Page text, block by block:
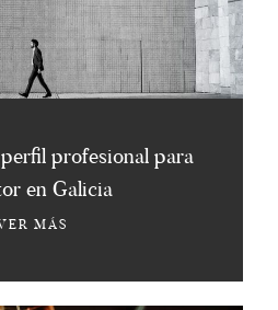
profesional para
en Galicia
MÁS